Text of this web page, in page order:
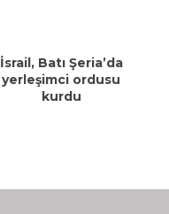
İsrail, Batı Şeria’da
yerleşimci ordusu
kurdu